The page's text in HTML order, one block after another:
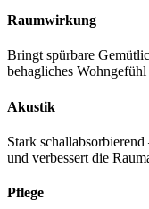
Raumwirkung
Bringt spürbare
behagliches
Akustik
Stark
und verbessert die
Pflege